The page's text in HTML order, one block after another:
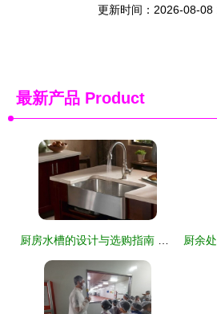
更新时间：2026-08-08
最新产品 Product
厨房水槽的设计与选购指南 品质为先，实用为王